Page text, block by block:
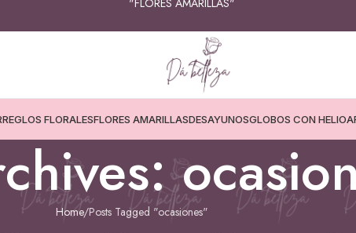
"FLORES AMARILLAS"
FLORALESFLORES AMARILLASDESAYUNOSGLOBOS CON HELIO
Home Posts Tagged "ocasiones"